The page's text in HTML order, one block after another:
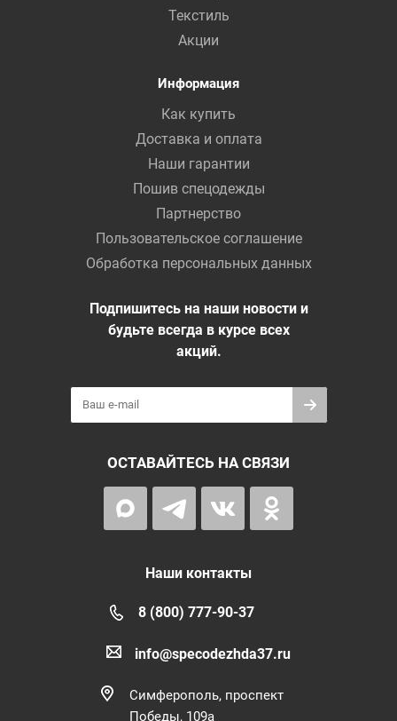
Текстиль
Акции
Информация
Как купить
Доставка и оплата
Наши гарантии
Пошив спецодежды
Партнерство
Пользовательское соглашение
Обработка персональных данных
Подпишитесь на наши новости и
будьте всегда в курсе всех
акций.
ОСТАВАЙТЕСЬ НА СВЯЗИ
Наши контакты
8 (800) 777-90-37
info@specodezhda37.ru
Симферополь, проспект
Победы, 109а